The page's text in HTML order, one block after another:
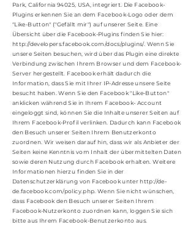
Park, California 94025, USA, integriert. Die Facebook-
Plugins erkennen Sie an dem Facebook-Logo oder dem
"Like-Button" ("Gefällt mir") auf unserer Seite. Eine
Übersicht über die Facebook-Plugins finden Sie hier:
http://developers.facebook.com/docs/plugins/. Wenn Sie
unsere Seiten besuchen, wird über das Plugin eine direkte
Verbindung zwischen Ihrem Browser und dem Facebook-
Server hergestellt. Facebook erhält dadurch die
Information, dass Sie mit Ihrer IP-Adresse unsere Seite
besucht haben. Wenn Sie den Facebook "Like-Button"
anklicken während Sie in Ihrem Facebook- Account
eingeloggt sind, können Sie die Inhalte unserer Seiten auf
Ihrem Facebook-Profil verlinken. Dadurch kann Facebook
den Besuch unserer Seiten Ihrem Benutzerkonto
zuordnen. Wir weisen darauf hin, dass wir als Anbieter der
Seiten keine Kenntnis vom Inhalt der übermittelten Daten
sowie deren Nutzung durch Facebook erhalten. Weitere
Informationen hierzu finden Sie in der
Datenschutzerklärung von Facebook unter http://de-
de.facebook.com/policy.php. Wenn Sie nicht wünschen,
dass Facebook den Besuch unserer Seiten Ihrem
Facebook-Nutzerkonto zuordnen kann, loggen Sie sich
bitte aus Ihrem Facebook-Benutzerkonto aus.